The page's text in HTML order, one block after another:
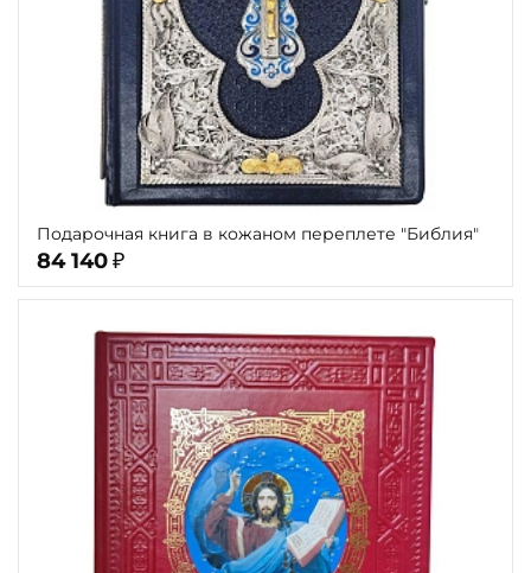
Подарочная книга в кожаном переплете "Библия"
84 140 ₽